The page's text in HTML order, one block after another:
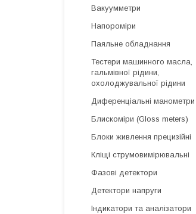
Вакуумметри
Напороміри
Паяльне обладнання
Тестери машинного масла,
гальмівної рідини,
охолоджувальної рідини
Диференціальні манометри
Блискоміри (Gloss meters)
Блоки живлення прецизійні
Кліщі струмовимірювальні
Фазові детектори
Детектори напруги
Індикатори та аналізатори